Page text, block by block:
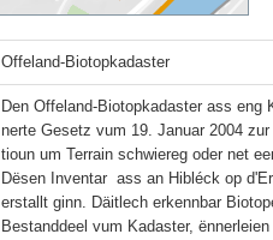
Offeland-Biotopkadaster
Den Offeland-Biotopkadaster ass eng
nerte Gesetz vum 19. Januar 2004
tioun um Terrain schwiereg oder net
Dësen Inventar  ass an Hibléck op
erstallt ginn. Däitlech erkennbar
Bestanddeel vum Kadaster,